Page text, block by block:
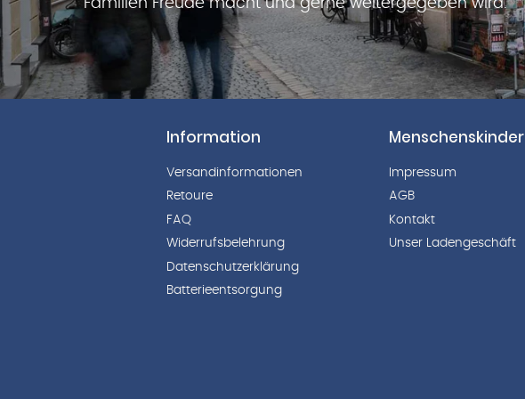
Information
Versandinformationen
Retoure
FAQ
Widerrufsbelehrung
Datenschutzerklärung
Batterieentsorgung
Menschenskinder
Impressum
AGB
Kontakt
Unser Ladengeschäft